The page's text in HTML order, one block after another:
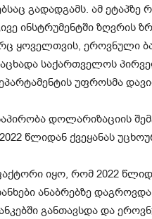
გადადგამს. ამ ეტაპზე
ინსტრუმენტში ზღვრის
ეროვნული
საქართველოს
უფროსმა
დოლარიზაციის
წლიდან ქვეყანას
იყო, რომ 2022
ანაბრებზე
განთავსდა და